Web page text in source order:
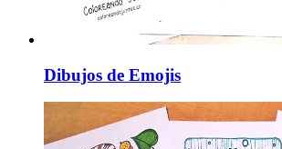
Dibujos de Emojis